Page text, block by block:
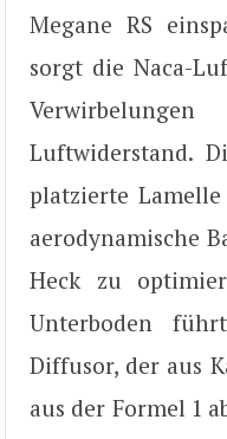
Megane RS
sorgt die Naca-
Luftwiderstand.
platzierte
aerodynamische
Heck zu
Unterboden
Diffusor, der aus
aus der Formel 1